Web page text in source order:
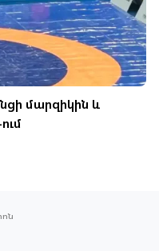
մարզիկին և